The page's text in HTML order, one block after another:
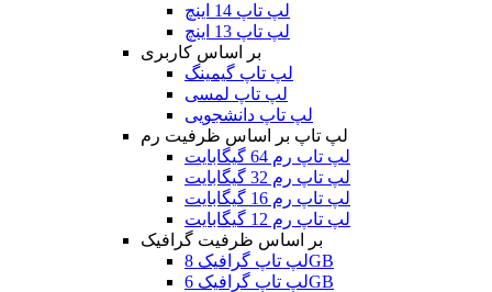
لپ تاپ 14 اینچ
لپ تاپ 13 اینچ
بر اساس کاربری
لپ تاپ گیمینگ
لپ تاپ لمسی
لپ تاپ دانشجویی
لپ تاپ بر اساس ظرفیت رم
لپ تاپ رم 64 گیگابایت
لپ تاپ رم 32 گیگابایت
لپ تاپ رم 16 گیگابایت
لپ تاپ رم 12 گیگابایت
بر اساس ظرفیت گرافیک
لپ تاپ گرافیک 8GB
لپ تاپ گرافیک 6GB